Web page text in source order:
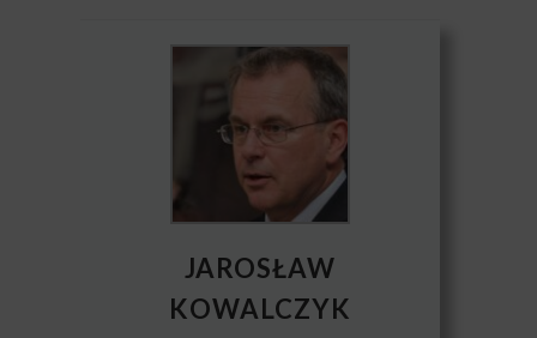
JAROSŁAW
KOWALCZYK